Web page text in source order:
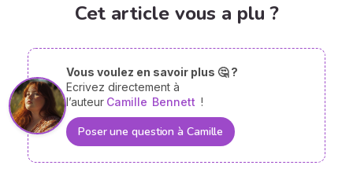
Cet article vous a plu ?
Vous voulez en savoir plus 🤔 ?
Ecrivez directement à
l’auteur Camille Bennett !
Poser une question à Camille